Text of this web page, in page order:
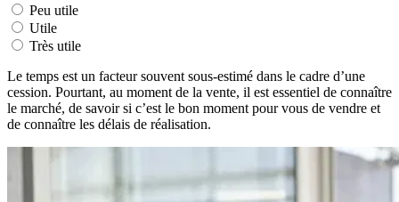
Peu utile
Utile
Très utile
Le temps est un facteur souvent sous-estimé dans le cadre d’une
cession. Pourtant, au moment de la vente, il est essentiel de connaître
le marché, de savoir si c’est le bon moment pour vous de vendre et
de connaître les délais de réalisation.